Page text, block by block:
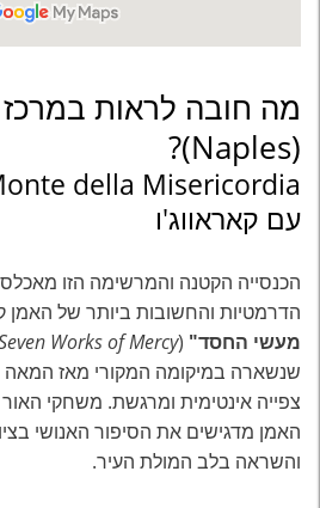
מה חובה לראות במרכז
(Naples)?
עם קאראווג'ו
הכנסייה הקטנה והמרשימה הזו
הדרמטיות והחשובות ביותר של האמן
מעשי החסד" (
Works of Mercy
צפייה אינטימית ומרגשת. משחקי
האמן מדגישים את הסיפור האנושי
והשראה בלב המולת העיר.